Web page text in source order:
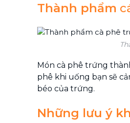
Thành phẩm
Món cà phê trứng
phê khi uống bạn sẽ
béo của trứng.
Những lưu ý